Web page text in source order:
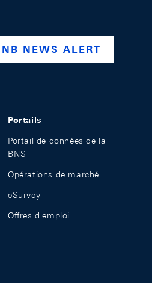
company/swiss-
www.youtube.com/
NEWS ALERT
Portails
Portail de données de la
BNS
Opérations de marché
eSurvey
Offres d'emploi